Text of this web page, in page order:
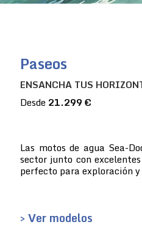
Paseos
ENSANCHA TUS
Desde 21.299 €
Las motos de agua Sea-
sector junto con
perfecto para exploración
> Ver modelos